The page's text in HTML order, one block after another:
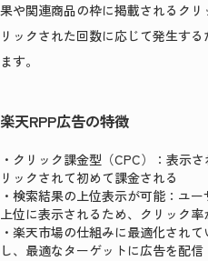
果や関連商品の枠に掲載されるク
リックされた回数に応じて発生す
ます。
楽天RPP広告の特徴
・クリック課金型（CPC）：表示
リックされて初めて課金される
・検索結果の上位表示が可能：ユ
上位に表示されるため、クリック率
・楽天市場の仕組みに最適化され
し、最適なターゲットに広告を配信